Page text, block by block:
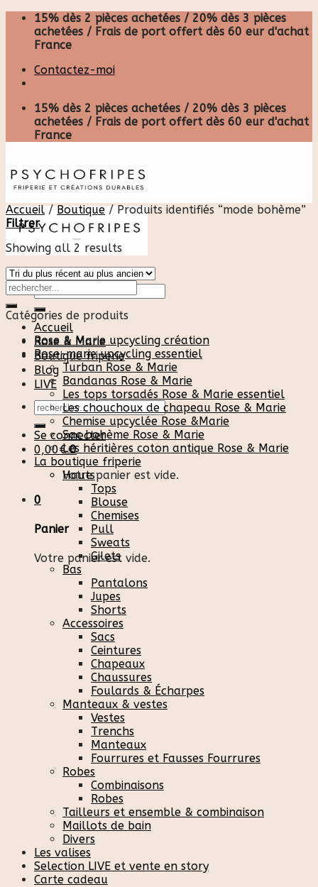
Skip
content
15% dès 2 pièces achetées / 20% dès 3 pièces
achetées / Frais de port offert dès 60 eur d'achat
France
Contactez-moi
15% dès 2 pièces achetées / 20% dès 3 pièces
achetées / Frais de port offert dès 60 eur d'achat
France
Recherche
pour :
Accueil
Rose & Marie
Boutique friperie
Blog
LIVE
Recherche
pour :
Se connecter
0,00€ 0
Votre panier est vide.
0
Panier
Votre panier est vide.
Accueil / Boutique /Produits identifiés “mode bohème”
Filtrer
Showing all 2 results
Catégories de produits
Rose & Marie upcycling création
Rose-marie upcycling essentiel
Turban Rose & Marie
Bandanas Rose & Marie
Les tops torsadés Rose & Marie essentiel
Les chouchoux de chapeau Rose & Marie
Chemise upcyclée Rose &Marie
Sac bohème Rose & Marie
Les héritières coton antique Rose & Marie
La boutique friperie
Hauts
Tops
Blouse
Chemises
Pull
Sweats
Gilets
Bas
Pantalons
Jupes
Shorts
Accessoires
Sacs
Ceintures
Chapeaux
Chaussures
Foulards & Écharpes
Manteaux & vestes
Vestes
Trenchs
Manteaux
Fourrures et Fausses Fourrures
Robes
Combinaisons
Robes
Tailleurs et ensemble & combinaison
Maillots de bain
Divers
Les valises
Selection LIVE et vente en story
Carte cadeau